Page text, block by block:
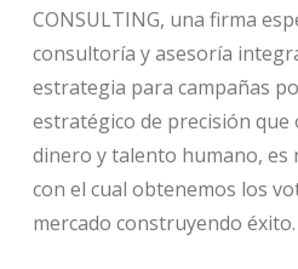
CONSULTING, una firma
consultoría y asesoría
estrategia para campañas
estratégico de precisión
dinero y talento humano,
con el cual obtenemos los
mercado construyendo éxito.